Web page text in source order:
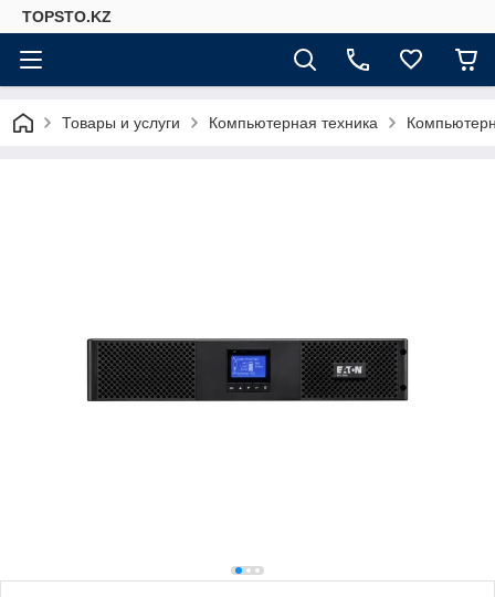
TOPSTO.KZ
Товары и услуги Компьютерная техника